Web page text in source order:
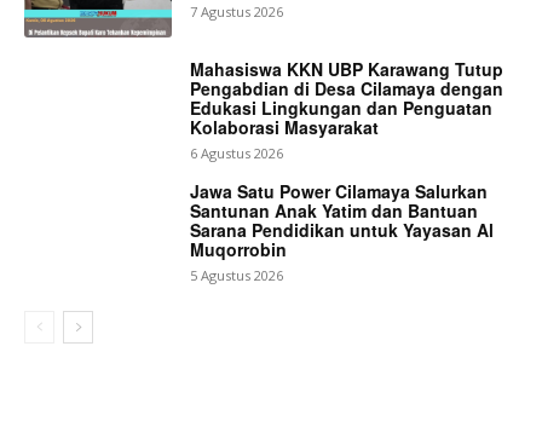
7 Agustus 2026
Mahasiswa KKN UBP Karawang Tutup
Pengabdian di Desa Cilamaya dengan
Edukasi Lingkungan dan Penguatan
Kolaborasi Masyarakat
6 Agustus 2026
Jawa Satu Power Cilamaya Salurkan
Santunan Anak Yatim dan Bantuan
Sarana Pendidikan untuk Yayasan Al
Muqorrobin
5 Agustus 2026